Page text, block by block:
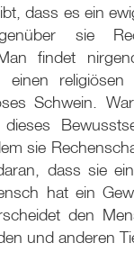
dass es ein
sie
findet
einen
Schwein.
sie
dass sie
hat ein
den
und anderen